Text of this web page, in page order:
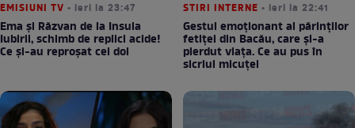
EMISIUNI TV • ieri la 23:47
Ema și Răzvan de la Insula
Iubirii, schimb de replici acide!
Ce și-au reproșat cei doi
STIRI INTERNE • ieri la 22:41
Gestul emoționant al părinților
fetiței din Bacău, care și-a
pierdut viața. Ce au pus în
sicriul micuței